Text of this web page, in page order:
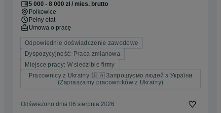
5 000 - 8 000 zł / mies. brutto
Polkowice
Pełny etat
Umowa o pracę
Odpowiednie doświadczenie zawodowe
Dyspozycyjność: Praca zmianowa
Miejsce pracy: W siedzibie firmy
Pracownicy z Ukrainy: 🇺🇦 Запрошуємо людей з України
(Zapraszamy pracowników z Ukrainy)
Odświeżono dnia 06 sierpnia 2026